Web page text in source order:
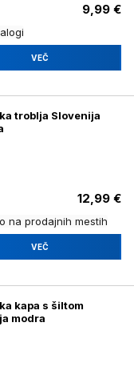
9,99 €
VEČ
troblja Slovenija
12,99 €
na prodajnih mestih
VEČ
kapa s šiltom
modra